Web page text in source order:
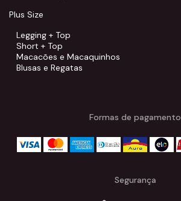
Plus Size
Legging + Top
Short + Top
Macacões e Macaquinhos
Blusas e Regatas
Formas de pagamento
Segurança